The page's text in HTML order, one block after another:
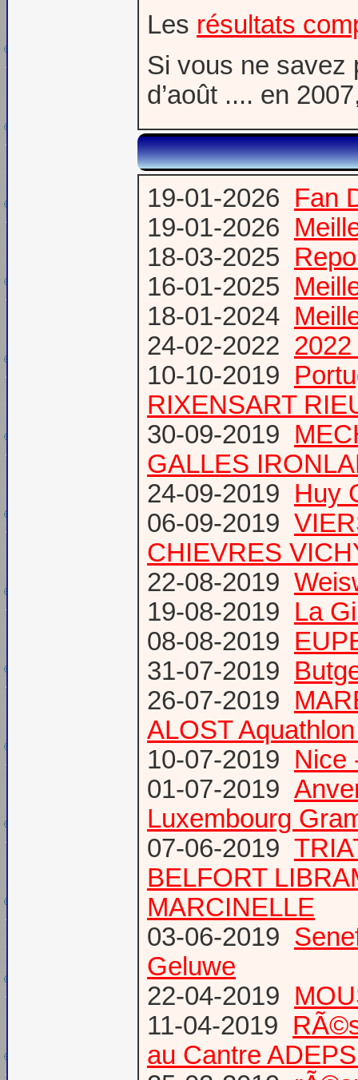
Les résultats
Si vous ne savez
d’août .... en
19-01-2026 Fan
19-01-2026
18-03-2025
16-01-2025
18-01-2024
24-02-2022
10-10-2019
RIXENSART
30-09-2019
GALLES
24-09-2019 Huy
06-09-2019
CHIEVRES
22-08-2019
19-08-2019 La
08-08-2019
31-07-2019
26-07-2019
ALOST
10-07-2019 Nice
01-07-2019
Luxembourg
07-06-2019
BELFORT
MARCINELLE
03-06-2019
Geluwe
22-04-2019
11-04-2019
au Cantre